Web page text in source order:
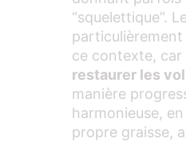
“squelettique”.
ce contexte, car
restaurer les
manière
harmonieuse,
propre graisse,